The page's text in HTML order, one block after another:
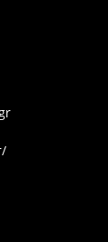
Opens